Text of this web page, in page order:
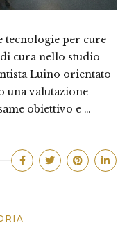
per cure
cura nello studio
Luino orientato
una valutazione
obiettivo e …